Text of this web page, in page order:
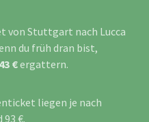
von Stuttgart nach Lucca
du früh dran bist,
€ergattern.
liegen je nach
93 €.